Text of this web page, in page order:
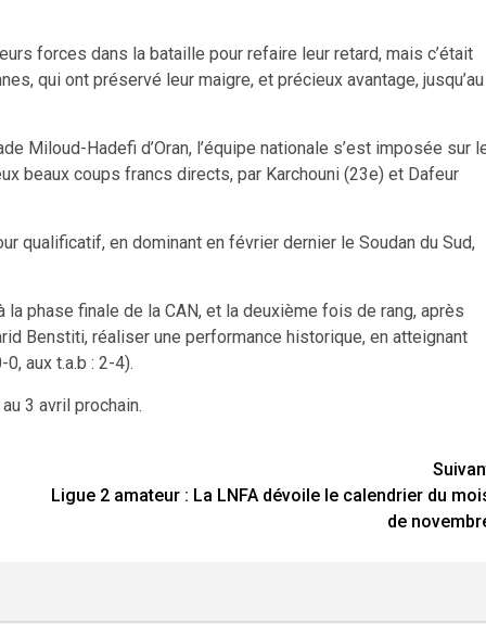
forces dans la bataille pour refaire leur retard, mais c’était
qui ont préservé leur maigre, et précieux avantage, jusqu’au
Miloud-Hadefi d’Oran, l’équipe nationale s’est imposée sur
beaux coups francs directs, par Karchouni (23e) et Dafeur
qualificatif, en dominant en février dernier le Soudan du Sud,
phase finale de la CAN, et la deuxième fois de rang, après
Benstiti, réaliser une performance historique, en atteignant
aux t.a.b : 2-4).
3 avril prochain.
Ligue 2 amateur : La LNFA dévoile le calendrier du
de